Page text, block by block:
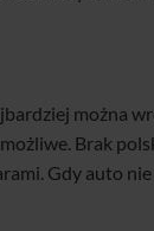
można
Brak
Gdy auto